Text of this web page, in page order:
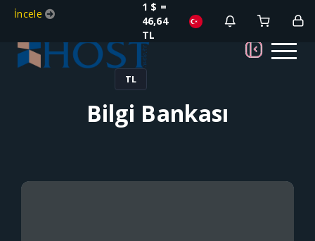
İncele
1 $ =
46,64
TL
TL
Bilgi Bankası